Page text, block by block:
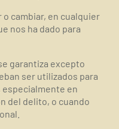
cambiar, en cualquier
nos ha dado para
garantiza excepto
ser utilizados para
en
del delito, o cuando